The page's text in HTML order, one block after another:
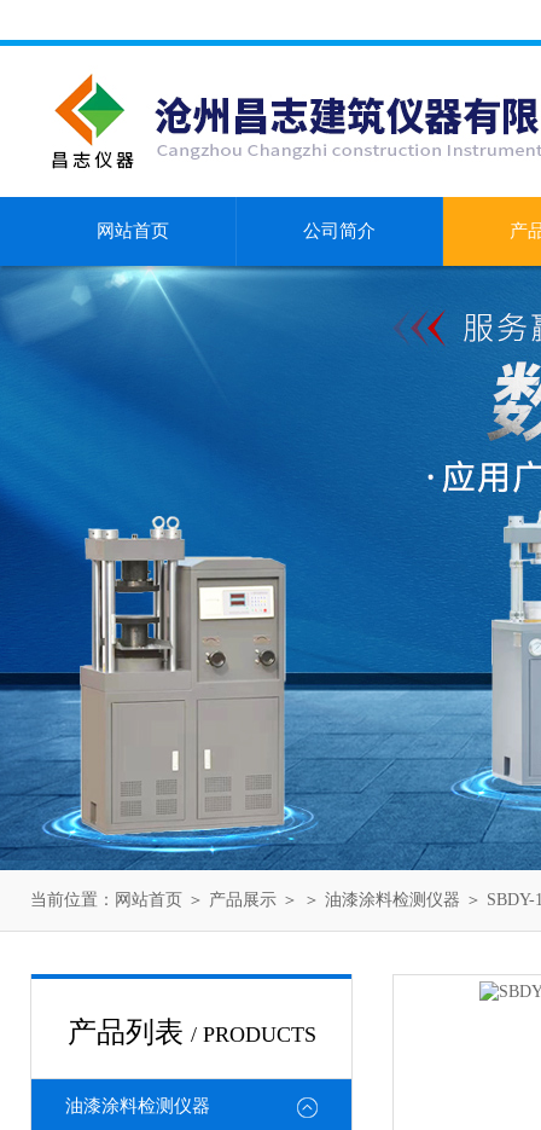
网站首页 公司简介 产
当前位置： 网站首页 ＞ 产品展示 ＞ ＞ 油漆涂料检测仪器 ＞
产品列表 / PRODUCTS
油漆涂料检测仪器